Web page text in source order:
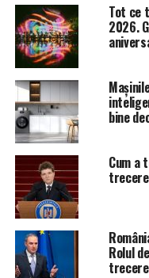
Tot ce
2026.
bine
Cum a
Rolul